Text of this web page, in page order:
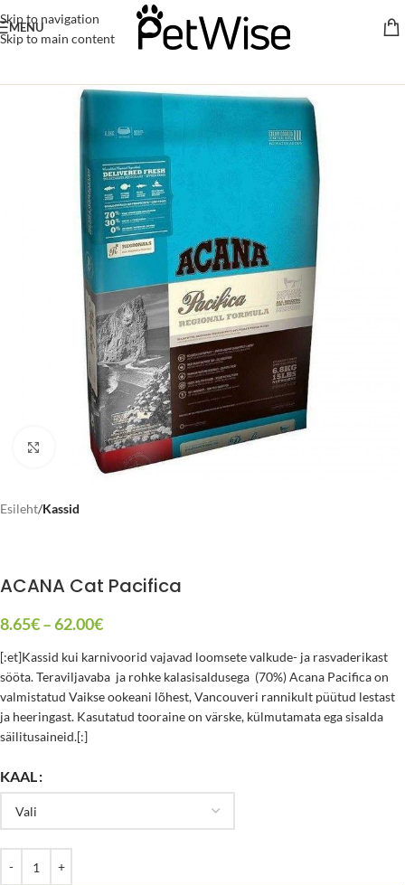
Skip to navigation
Skip to main content
MENU
Click to enlarge
Esileht Kassid
ACANA Cat Pacifica
8.65€–62.00€
[:et]Kassid kui karnivoorid vajavad loomsete valkude- ja rasvaderikast
sööta. Teraviljavaba ja rohke kalasisaldusega (70%) Acana Pacifica on
valmistatud Vaikse ookeani lõhest, Vancouveri rannikult püütud lestast
ja heeringast. Kasutatud tooraine on värske, külmutamata ega sisalda
säilitusaineid.[:]
KAAL